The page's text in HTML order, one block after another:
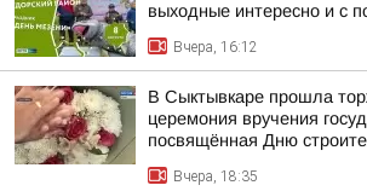
выходные интересно и с
Вчера, 16:12
В Сыктывкаре прошла
церемония вручения
посвящённая Дню
Вчера, 18:35